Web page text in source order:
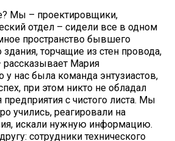
Мы – проектировщики,
отдел – сидели все в одном
пространство бывшего
торчащие из стен провода,
рассказывает Мария
нас была команда энтузиастов,
при этом никто не обладал
с чистого листа. Мы
учились, реагировали на
искали нужную информацию.
сотрудники технического